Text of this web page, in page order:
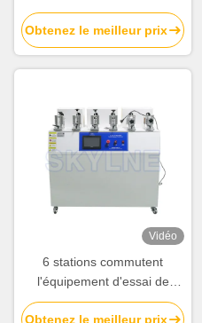
de bille d'acier de jouet
d'équipement d'essai pour
en plastique/en céramique
Obtenez le meilleur prix
Vidéo
6 stations commutent
l'équipement d'essai de
jouets d'endurance
Obtenez le meilleur prix